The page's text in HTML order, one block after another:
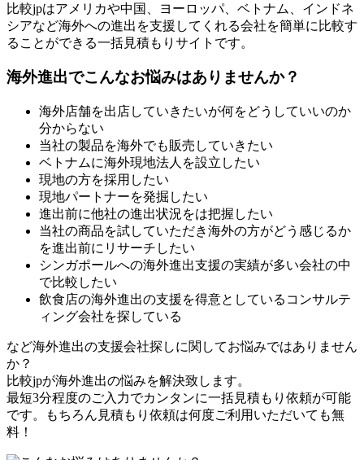
比較jpはアメリカや中国、ヨーロッパ、ベトナム、インドネ
シアなど海外への進出を支援してくれる会社を簡単に比較す
ることができる一括見積もりサイトです。
海外進出でこんなお悩みはありませんか？
海外店舗を出店していきたいが何をどうしていいのか
分からない
当社の製品を海外でも販売していきたい
ベトナムに海外現地法人を設立したい
現地の方を採用したい
現地パートナーを発掘したい
進出前に他社の進出状況をは把握したい
当社の商品を試していただき海外の方がどう感じるか
を進出前にリサーチしたい
シンガポールへの海外進出支援の実績が多い会社の中
で比較したい
飲食店の海外進出の支援を得意としているコンサルテ
ィング会社を探している
など海外進出の支援会社探しに関してお悩みではありません
か？
比較jpが海外進出の悩みを解決致します。
最短3分程度のご入力でカンタンに一括見積もり依頼が可能
です。もちろん見積もり依頼は何度ご利用いただいても無
料！